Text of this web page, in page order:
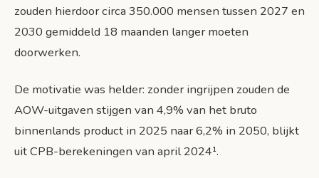
zouden hierdoor circa 350.000 mensen tussen 2027 en
2030 gemiddeld 18 maanden langer moeten
doorwerken.
De motivatie was helder: zonder ingrijpen zouden de
AOW-uitgaven stijgen van 4,9% van het bruto
binnenlands product in 2025 naar 6,2% in 2050, blijkt
uit CPB-berekeningen van april 2024¹.